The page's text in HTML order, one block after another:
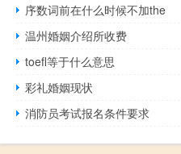
序数词前在什么时候不加the
温州婚姻介绍所收费
toefl等于什么意思
彩礼婚姻现状
消防员考试报名条件要求